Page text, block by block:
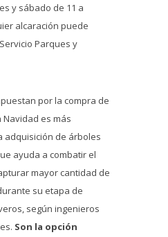
y sábado de 11 a
alcaración puede
Parques y
por la compra de
es más
adquisición de árboles
ayuda a combatir el
mayor cantidad de
su etapa de
según ingenieros
Son la opción